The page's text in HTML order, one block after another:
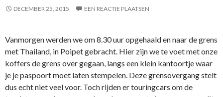
DECEMBER 25, 2015 EEN REACTIE PLAATSEN
Vanmorgen werden we om 8.30 uur opgehaald en naar de grens
met Thailand, in Poipet gebracht. Hier zijn we te voet met onze
koffers de grens over gegaan, langs een klein kantoortje waar
je je paspoort moet laten stempelen. Deze grensovergang stelt
dus echt niet veel voor. Toch rijden er touringcars om de